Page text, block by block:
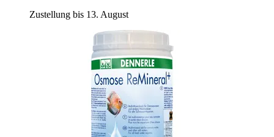
Zustellung bis 13. August